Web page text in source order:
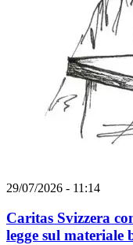
29/07/2026 - 11:14
Caritas Svizzera
legge sul materiale